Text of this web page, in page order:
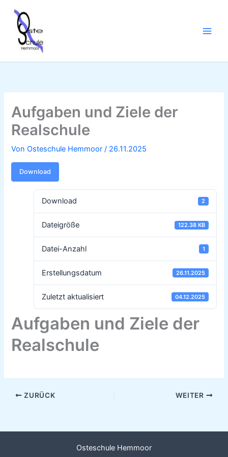
Inhalt
springen
Aufgaben und Ziele der
Realschule
VonOsteschule Hemmoor/ 26.11.2025
Download
Download 2
Dateigröße 122.38 KB
Datei-Anzahl 1
Erstellungsdatum 26.11.2025
Zuletzt aktualisiert 04.12.2025
Aufgaben und Ziele der
Realschule
ZURÜCK WEITER
Osteschule Hemmoor